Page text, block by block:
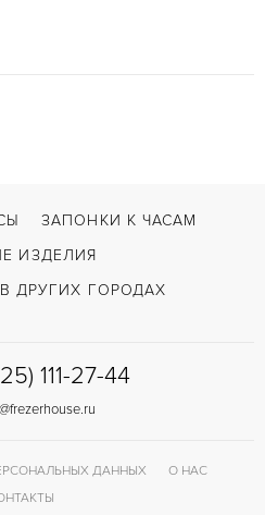
ЗАПОНКИ К ЧАСАМ
ИЗДЕЛИЯ
ДРУГИХ ГОРОДАХ
111-27-44
ДАННЫХ
О НАС